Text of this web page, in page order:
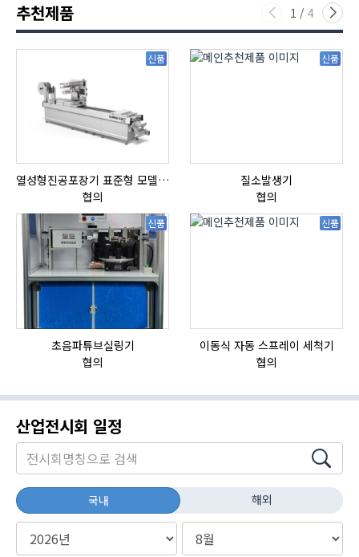
추천제품 1 / 4
신품
열성형진공포장기 표준형 모델 OMNIVAC S-200
협의
신품
질소발생기
협의
신품
초음파튜브실링기
협의
신품
이동식 자동 스프레이 세척기
협의
산업전시회 일정
국내 해외